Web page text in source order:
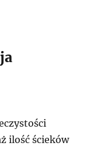
ilość ścieków